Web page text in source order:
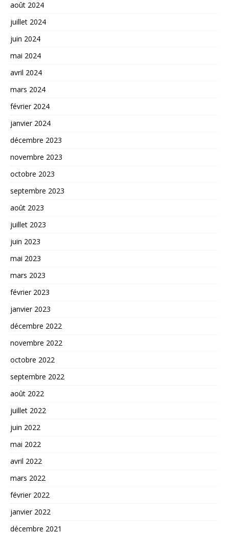
août 2024
juillet 2024
juin 2024
mai 2024
avril 2024
mars 2024
février 2024
janvier 2024
décembre 2023
novembre 2023
octobre 2023
septembre 2023
août 2023
juillet 2023
juin 2023
mai 2023
mars 2023
février 2023
janvier 2023
décembre 2022
novembre 2022
octobre 2022
septembre 2022
août 2022
juillet 2022
juin 2022
mai 2022
avril 2022
mars 2022
février 2022
janvier 2022
décembre 2021